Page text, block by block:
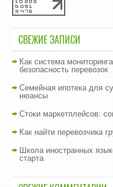
СВЕЖИЕ ЗАПИСИ
Как система
безопасность перевозок
Семейная ипотека для
нюансы
Стоки маркетплейсов:
Как найти перевозчика
Школа иностранных
старта